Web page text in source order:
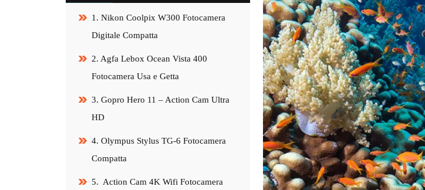
1. Nikon Coolpix W300 Fotocamera
Digitale Compatta
2. Agfa Lebox Ocean Vista 400
Fotocamera Usa e Getta
3. Gopro Hero 11 – Action Cam Ultra
HD
4. Olympus Stylus TG-6 Fotocamera
Compatta
5. Action Cam 4K Wifi Fotocamera